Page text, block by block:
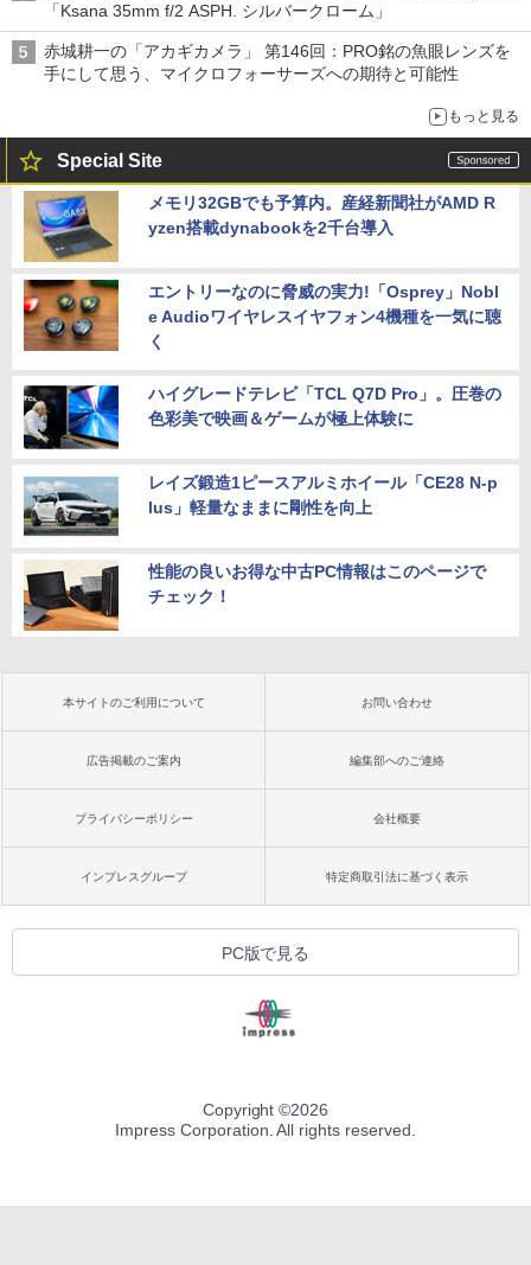
「Ksana 35mm f/2 ASPH. シルバークローム」
赤城耕一の「アカギカメラ」 第146回：PRO銘の魚眼レンズを
手にして思う、マイクロフォーサーズへの期待と可能性
もっと見る
Special Site
メモリ32GBでも予算内。産経新聞社がAMD R
yzen搭載dynabookを2千台導入
エントリーなのに脅威の実力!「Osprey」Nobl
e Audioワイヤレスイヤフォン4機種を一気に聴
く
ハイグレードテレビ「TCL Q7D Pro」。圧巻の
色彩美で映画＆ゲームが極上体験に
レイズ鍛造1ピースアルミホイール「CE28 N-p
lus」軽量なままに剛性を向上
性能の良いお得な中古PC情報はこのページで
チェック！
本サイトのご利用について お問い合わせ
広告掲載のご案内 編集部へのご連絡
プライバシーポリシー 会社概要
インプレスグループ 特定商取引法に基づく表示
PC版で見る
Copyright ©2026
Impress Corporation. All rights reserved.